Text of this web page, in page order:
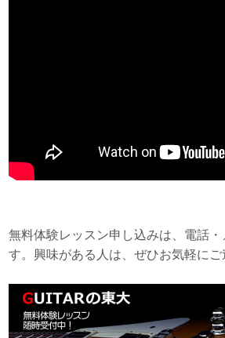
無料体験レッスン申し込みは、電話
す。興味がある人は、ぜひお気軽にご